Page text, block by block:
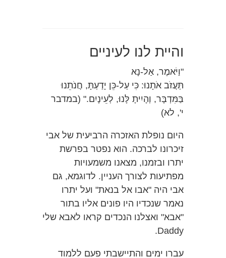
והיית לנו לעיניים
"וַיֹּאמֶר, אַל-נָא
תַּעֲזֹב אֹתָנוּ: כִּי עַל-כֵּן יָדַעְתָּ, חֲנֹתֵנוּ
בַּמִּדְבָּר, וְהָיִיתָ לָּנוּ, לְעֵינָיִם." (במדבר
י', לא)
היום נופלת האזכרה הרביעית של אבי
זיכרונו לברכה. הוא נפטר בפרשת
יתרו ובזמנו, מצאנו משמעויות
מפתיעות לצורך העניין. לדוגמא, גם
אבי היה "אבו אל בנאת" ועל יתרו
נאמר שנכדיו היו פונים אליו בתור
"אבא" ואצלנו הנכדים קראו לאבא שלי
Daddy.
עברו ימים והתיישבתי פעם ללמוד